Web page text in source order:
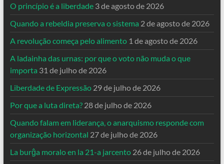
O princípio é a liberdade 3 de agosto de 2026
Quando a rebeldia preserva o sistema 2 de agosto de 2026
A revolução começa pelo alimento 1 de agosto de 2026
A ladainha das urnas: por que o voto não muda o que
importa 31 de julho de 2026
Liberdade de Expressão 29 de julho de 2026
Por que a luta direta? 28 de julho de 2026
Quando falam em liderança, o anarquismo responde com
organização horizontal 27 de julho de 2026
La burĝa moralo en la 21-a jarcento 26 de julho de 2026